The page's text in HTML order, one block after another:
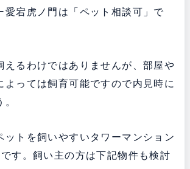
愛宕虎ノ門は「ペット相談可」で
えるわけではありませんが、部屋や
よっては飼育可能ですので内見時に
ットを飼いやすいタワーマンション
す。飼い主の方は下記物件も検討